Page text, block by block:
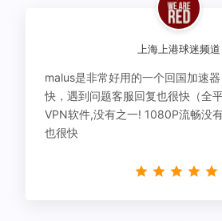
上海上港球迷频道
malus是非常好用的一个回国加速
快，遇到问题客服回复也很快（全
VPN软件,没有之一! 1080P流畅没
也很快